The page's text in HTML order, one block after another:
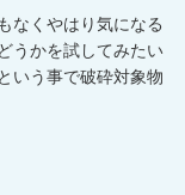
なくやはり気になる
うかを試してみたい
いう事で破砕対象物